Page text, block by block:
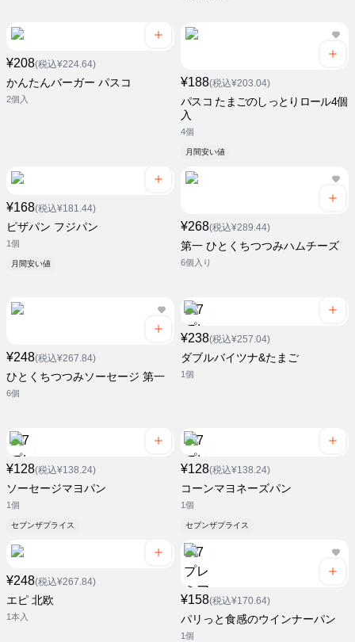
¥208(税込¥224.64)
かんたんバーガー パスコ
2個入
¥188(税込¥203.04)
パスコ たまごのしっとりロール4個
入
4個
月間安い値
¥168(税込¥181.44)
ピザパン フジパン
1個
月間安い値
¥268(税込¥289.44)
第一 ひとくちつつみハムチーズ
6個入り
¥248(税込¥267.84)
ひとくちつつみソーセージ 第一
6個
¥238(税込¥257.04)
ダブルバイツナ&たまご
1個
¥128(税込¥138.24)
ソーセージマヨパン
1個
セブンザプライス
¥128(税込¥138.24)
コーンマヨネーズパン
1個
セブンザプライス
¥248(税込¥267.84)
エピ 北欧
1本入
¥158(税込¥170.64)
パリっと食感のウインナーパン
1個